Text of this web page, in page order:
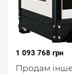
1 093 768 грн
Продам